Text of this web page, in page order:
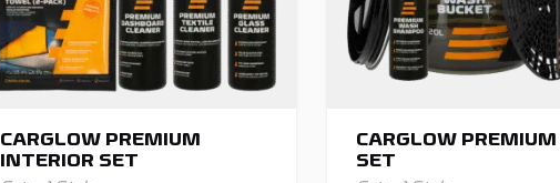
CARGLOW PREMIUM
INTERIOR SET
CARGLOW
SET